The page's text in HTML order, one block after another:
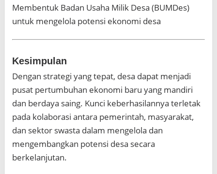
Membentuk Badan Usaha Milik Desa (BUMDes)
untuk mengelola potensi ekonomi desa
Kesimpulan
Dengan strategi yang tepat, desa dapat menjadi
pusat pertumbuhan ekonomi baru yang mandiri
dan berdaya saing. Kunci keberhasilannya terletak
pada kolaborasi antara pemerintah, masyarakat,
dan sektor swasta dalam mengelola dan
mengembangkan potensi desa secara
berkelanjutan.